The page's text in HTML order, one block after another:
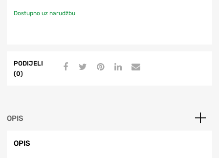
Dostupno uz narudžbu
PODIJELI
(0)
OPIS
OPIS